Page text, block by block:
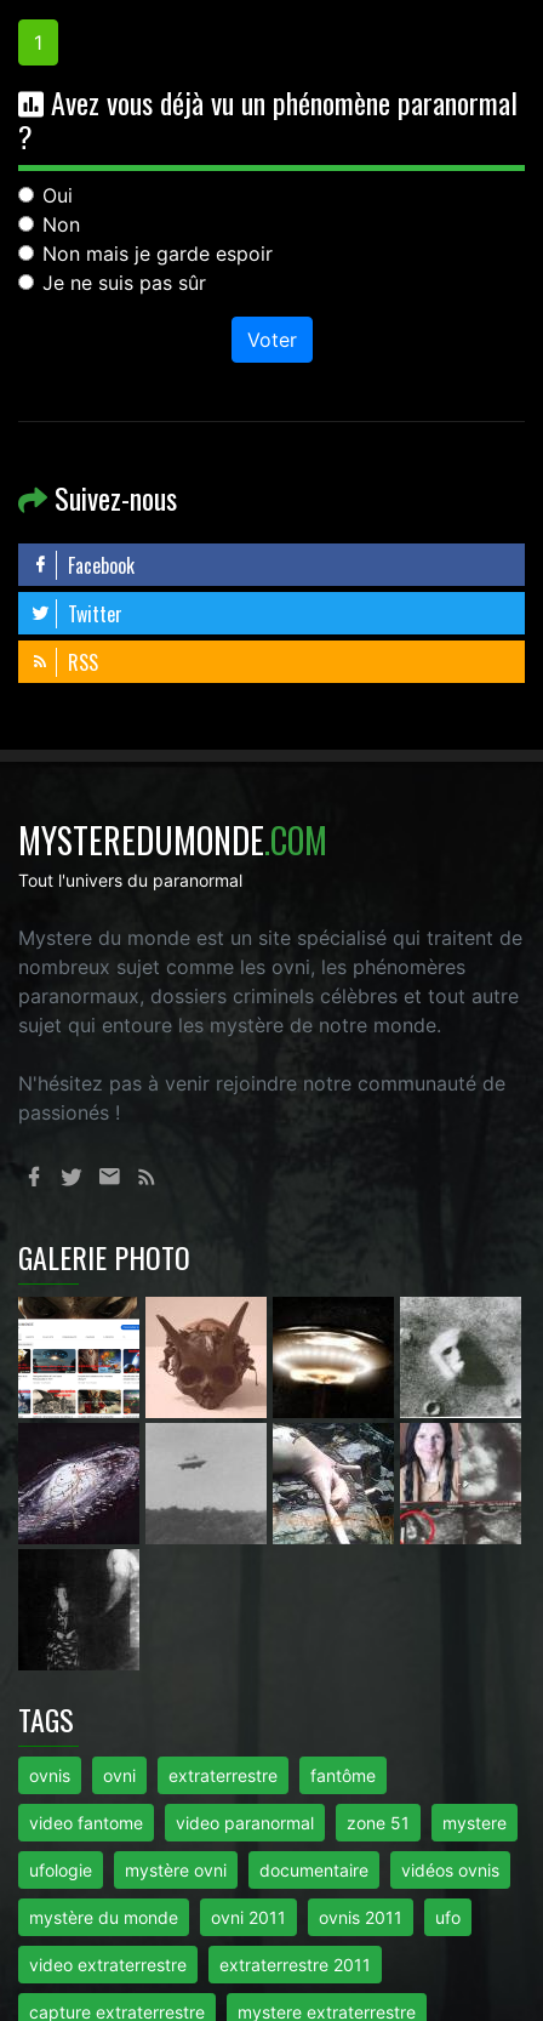
1
Avez vous déjà vu un phénomène paranormal
?
Oui
Non
Non mais je garde espoir
Je ne suis pas sûr
Voter
Suivez-nous
Facebook
Twitter
RSS
MYSTEREDUMONDE.COM
Tout l'univers du paranormal
Mystere du monde est un site spécialisé qui traitent de
nombreux sujet comme les ovni, les phénomères
paranormaux, dossiers criminels célèbres et tout autre
sujet qui entoure les mystère de notre monde.
N'hésitez pas à venir rejoindre notre communauté de
passionés !
GALERIE PHOTO
TAGS
ovnis ovni extraterrestre fantôme
video fantome video paranormal zone 51 mystere
ufologie mystère ovni documentaire vidéos ovnis
mystère du monde ovni 2011 ovnis 2011 ufo
video extraterrestre extraterrestre 2011
capture extraterrestre mystere extraterrestre